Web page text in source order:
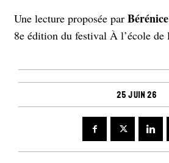
Une lecture proposée par
8e édition du festival À l’école de
25 juin 26